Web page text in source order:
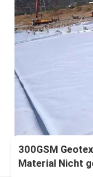
300GSM
Material Nicht